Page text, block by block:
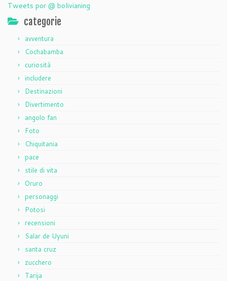
Tweets por @ bolivianing
categorie
avventura
Cochabamba
curiosità
includere
Destinazioni
Divertimento
angolo fan
Foto
Chiquitania
pace
stile di vita
Oruro
personaggi
Potosi
recensioni
Salar de Uyuni
santa cruz
zucchero
Tarija